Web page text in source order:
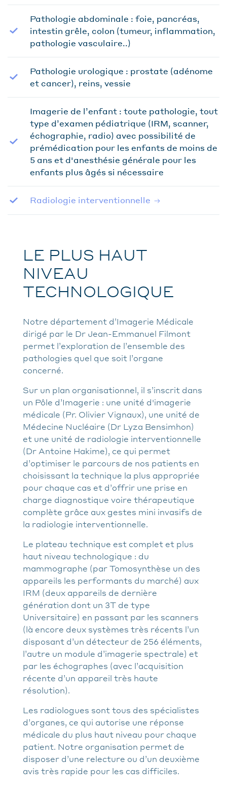
Pathologie abdominale : foie, pancréas,
intestin grêle, colon (tumeur, inflammation,
pathologie vasculaire..)
Pathologie urologique : prostate (adénome
et cancer), reins, vessie
Imagerie de l’enfant : toute pathologie, tout
type d’examen pédiatrique (IRM, scanner,
échographie, radio) avec possibilité de
prémédication pour les enfants de moins de
5 ans et d'anesthésie générale pour les
enfants plus âgés si nécessaire
Radiologie interventionnelle
LE PLUS HAUT
NIVEAU
TECHNOLOGIQUE
Notre département d’Imagerie Médicale
dirigé par le Dr Jean-Emmanuel Filmont
permet l’exploration de l’ensemble des
pathologies quel que soit l’organe
concerné.
Sur un plan organisationnel, il s’inscrit dans
un Pôle d’Imagerie : une unité d'imagerie
médicale (Pr. Olivier Vignaux), une unité de
Médecine Nucléaire (Dr Lyza Bensimhon)
et une unité de radiologie interventionnelle
(Dr Antoine Hakime), ce qui permet
d’optimiser le parcours de nos patients en
choisissant la technique la plus appropriée
pour chaque cas et d’offrir une prise en
charge diagnostique voire thérapeutique
complète grâce aux gestes mini invasifs de
la radiologie interventionnelle.
Le plateau technique est complet et plus
haut niveau technologique : du
mammographe (par Tomosynthèse un des
appareils les performants du marché) aux
IRM (deux appareils de dernière
génération dont un 3T de type
Universitaire) en passant par les scanners
(là encore deux systèmes très récents l’un
disposant d’un détecteur de 256 éléments,
l’autre un module d’imagerie spectrale) et
par les échographes (avec l’acquisition
récente d’un appareil très haute
résolution).
Les radiologues sont tous des spécialistes
d’organes, ce qui autorise une réponse
médicale du plus haut niveau pour chaque
patient. Notre organisation permet de
disposer d’une relecture ou d’un deuxième
avis très rapide pour les cas difficiles.